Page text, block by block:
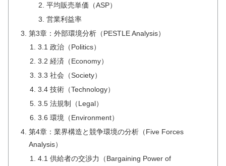
平均販売単価（ASP）
営業利益率
第3章：外部環境分析（PESTLE Analysis）
3.1 政治（Politics）
3.2 経済（Economy）
3.3 社会（Society）
3.4 技術（Technology）
3.5 法規制（Legal）
3.6 環境（Environment）
第4章：業界構造と競争環境の分析（Five Forces
Analysis）
4.1 供給者の交渉力（Bargaining Power of